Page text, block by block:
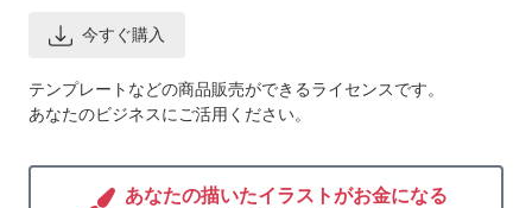
今すぐ購入
テンプレートなどの商品販売ができるライセンスです。
あなたのビジネスにご活用ください。
あなたの描いたイラストがお金になる